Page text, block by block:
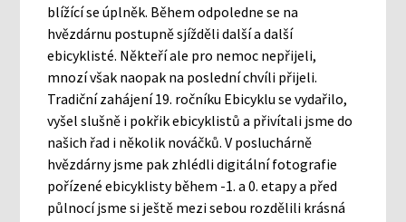
blížící se úplněk. Během odpoledne se na
hvězdárnu postupně sjížděli další a další
ebicyklisté. Někteří ale pro nemoc nepřijeli,
mnozí však naopak na poslední chvíli přijeli.
Tradiční zahájení 19. ročníku Ebicyklu se vydařilo,
vyšel slušně i pokřik ebicyklistů a přivítali jsme do
našich řad i několik nováčků. V posluchárně
hvězdárny jsme pak zhlédli digitální fotografie
pořízené ebicyklisty během -1. a 0. etapy a před
půlnocí jsme si ještě mezi sebou rozdělili krásná